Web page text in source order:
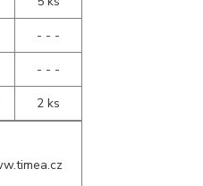
- - -
- - -
2 ks